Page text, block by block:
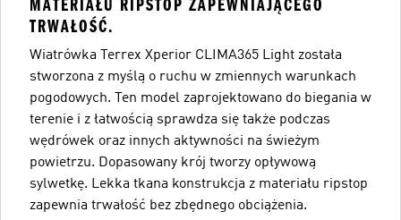
MATERIAŁU RIPSTOP ZAPEWNIAJĄCEGO
TRWAŁOŚĆ.
Wiatrówka Terrex Xperior CLIMA365 Light została
stworzona z myślą o ruchu w zmiennych warunkach
pogodowych. Ten model zaprojektowano do biegania w
terenie i z łatwością sprawdza się także podczas
wędrówek oraz innych aktywności na świeżym
powietrzu. Dopasowany krój tworzy opływową
sylwetkę. Lekka tkana konstrukcja z materiału ripstop
zapewnia trwałość bez zbędnego obciążenia.